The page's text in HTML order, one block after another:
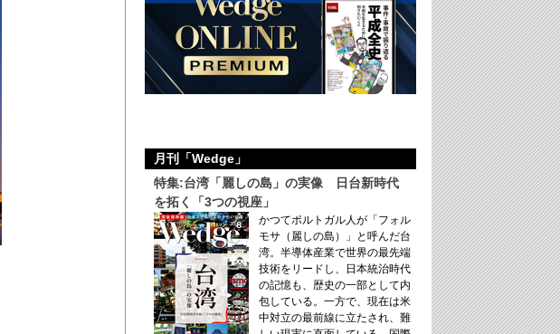
月刊「Wedge」
特集:台湾「麗しの島」の実像 日台新時代
を拓く「3つの視座」
かつてポルトガル人が「フォル
モサ（麗しの島）」と呼んだ台
湾。半導体産業で世界の最先端
技術をリードし、日本統治時代
の記憶も、歴史の一部として内
包している。一方で、現在は米
中対立の最前線に立たされ、難